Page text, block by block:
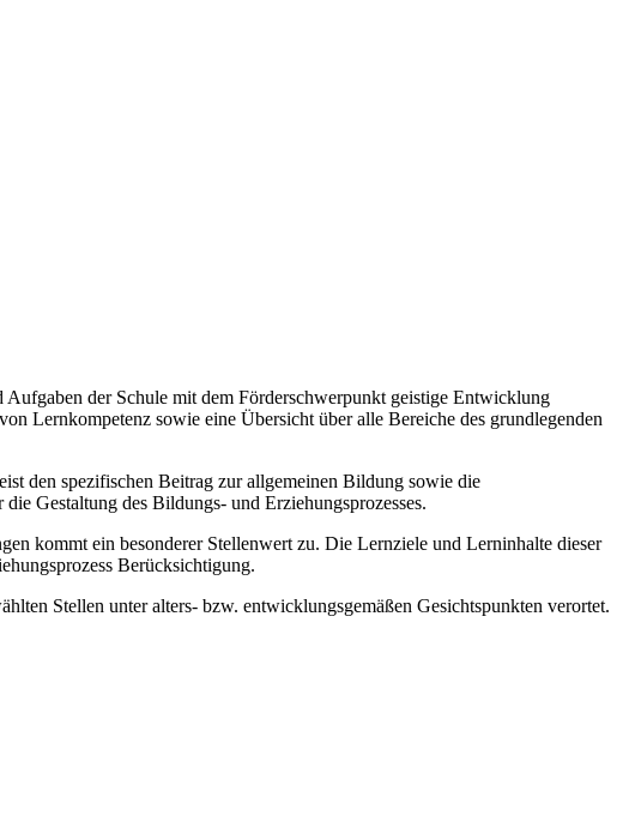
der Schule mit dem Förderschwerpunkt geistige Entwicklung
Lernkompetenz sowie eine Übersicht über alle Bereiche des grundlegenden
den spezifischen Beitrag zur allgemeinen Bildung sowie die
Gestaltung des Bildungs- und Erziehungsprozesses.
kommt ein besonderer Stellenwert zu. Die Lernziele und Lerninhalte dieser
Berücksichtigung.
Stellen unter alters- bzw. entwicklungsgemäßen Gesichtspunkten verortet.